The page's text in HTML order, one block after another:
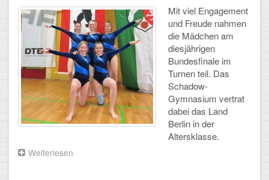
Berliner
Meister!
Mit viel Engagement
und Freude nahmen
die Mädchen am
diesjährigen
Bundesfinale im
Turnen teil. Das
Schadow-
Gymnasium vertrat
dabei das Land
Berlin in der
Altersklasse.
Weiterlesen